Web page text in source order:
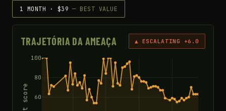
1 MONTH · $39— BEST VALUE
TRAJETÓRIA DA AMEAÇA ▲ ESCALATING +6.0
60
80
100